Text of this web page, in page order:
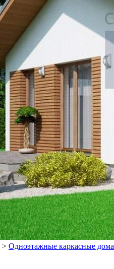
> Одноэтажные каркасные дома